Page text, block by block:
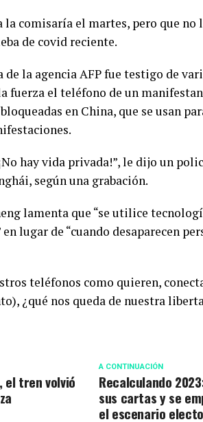
la comisaría el martes, pero que
de covid reciente.
la agencia AFP fue testigo de
fuerza el teléfono de un
en China, que se usan
hay vida privada!”, le dijo un
según una grabación.
lamenta que “se utilice
lugar de “cuando desaparecen
teléfonos como quieren,
¿qué nos queda de nuestra
A CONTINUACIÓN
Recalculando
sus cartas y se
el escenario
el tren volvió